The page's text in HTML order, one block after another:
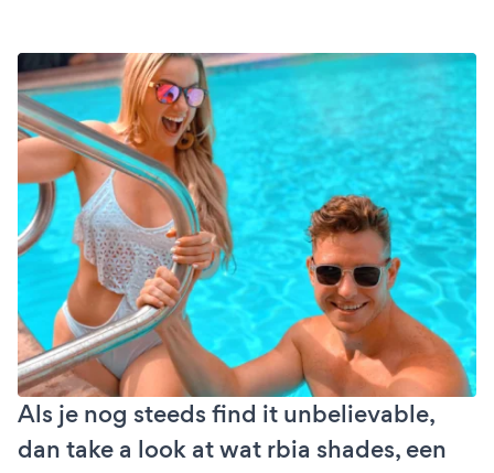
Als je nog steeds find it unbelievable,
dan take a look at wat rbia shades, een